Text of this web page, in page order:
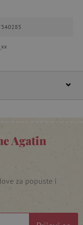
Agatin
za popuste i
što su
Domena
www.agatinsvijet.hr